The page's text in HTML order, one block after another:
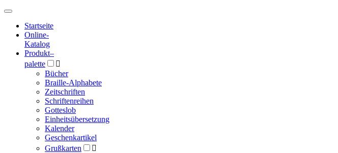
Hauptmenü
Hauptmenü
Startseite
Online-
Katalog
Produkt–
palette

Bücher
Braille-Alphabete
Zeitschriften
Schriftenreihen
Gotteslob
Einheitsübersetzung
Kalender
Geschenkartikel
Grußkarten
